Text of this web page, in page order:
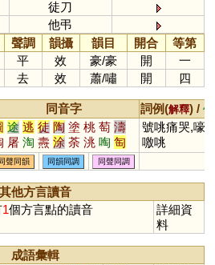
徒刀
他弔
聲調 韻攝 韻目 開合
等第
平 效 豪/豪 開
一
去 效 蕭/嘯 開 四
同音字 詞例(解釋) /
途 逃 徒 陶 塗 桃 萄 濤
屠 淘 燾 涂 荼 洮 啕 匋
瘏 綯 搯 駼 幬 駣 醄 鞀
廜 鵌 稌 翿 悇 鷋 檡 檮
潳 鷵 墿 嵞 峹 捈 梌 祹
翢 鋾 筡 韕 跿
號咷痛哭,嚎
噭咷
同聲同韻 同韻同調 同聲同調
其他方言讀音
1個方言點的讀音
詳細資
料
成語彙輯